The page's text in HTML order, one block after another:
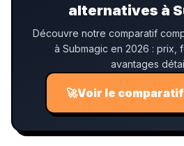
alternatives à
Découvre notre comparatif
à Submagic en 2026 : prix,
avantages
🚀Voir le